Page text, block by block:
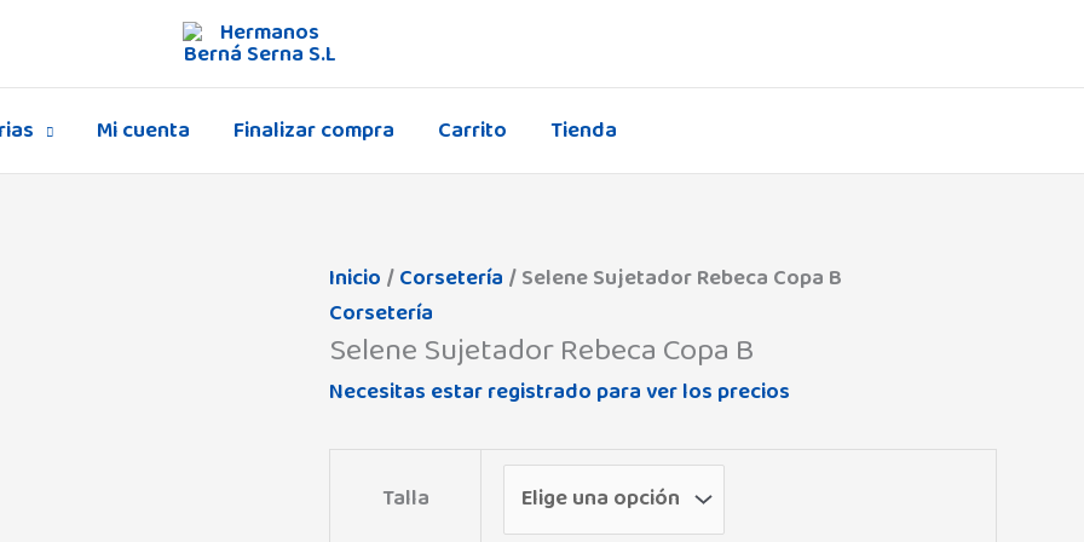
Mi cuenta Finalizar compra Carrito Tienda
Inicio /Corsetería / Selene Sujetador Rebeca Copa B
Corsetería
Selene Sujetador Rebeca Copa B
Necesitas estar registrado para ver los precios
Talla
Selene
Sujetador
Rebeca
Copa
cantidad